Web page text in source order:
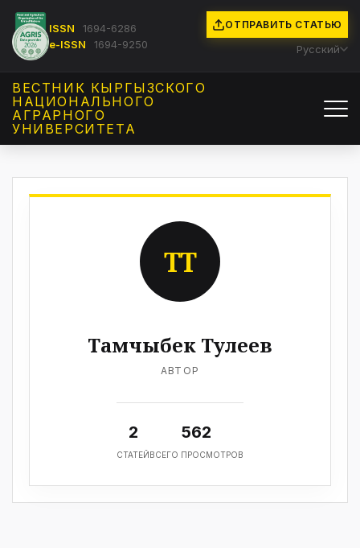
ISSN
1694-6286
e-ISSN
1694-9250
ОТПРАВИТЬ СТАТЬЮ
Русский
ВЕСТНИК КЫРГЫЗCКОГО
НАЦИОНАЛЬНОГО
АГРАРНОГО
УНИВЕРСИТЕТА
ТТ
Тамчыбек Тулеев
АВТОР
2
СТАТЕЙ
562
ВСЕГО ПРОСМОТРОВ